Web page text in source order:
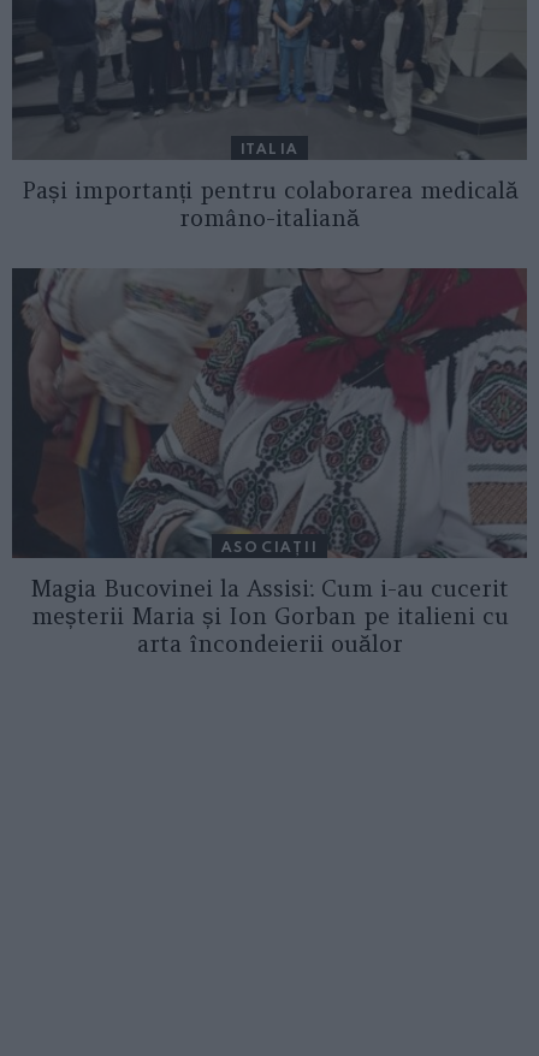
ITALIA
Pași importanți pentru colaborarea medicală
româno-italiană
ASOCIAŢII
Magia Bucovinei la Assisi: Cum i-au cucerit
meșterii Maria și Ion Gorban pe italieni cu
arta încondeierii ouălor